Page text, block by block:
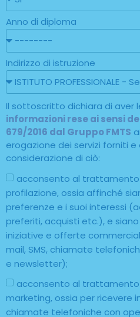
Anno di diploma
Indirizzo di istruzione
Il sottoscritto dichiara di aver
informazioni rese ai sensi
679/2016 dal Gruppo FMTS
erogazione dei servizi forniti
considerazione di ciò:
acconsento al
profilazione, ossia affinché
preferenze e i suoi interessi
preferiti, acquisti etc.), e
iniziative e offerte
mail, SMS, chiamate
e newsletter);
acconsento al
marketing, ossia per ricevere
chiamate telefoniche con